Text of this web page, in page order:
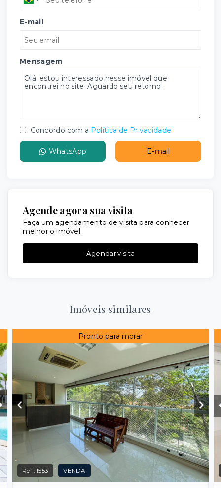
E-mail
Mensagem
Concordo com a Política de Privacidade
WhatsApp E-mail
Agende agora sua visita
Faça um agendamento de visita para conhecer
melhor o imóvel.
Agendar visita
Imóveis similares
Pronto para morar
Ref.:1553 VENDA